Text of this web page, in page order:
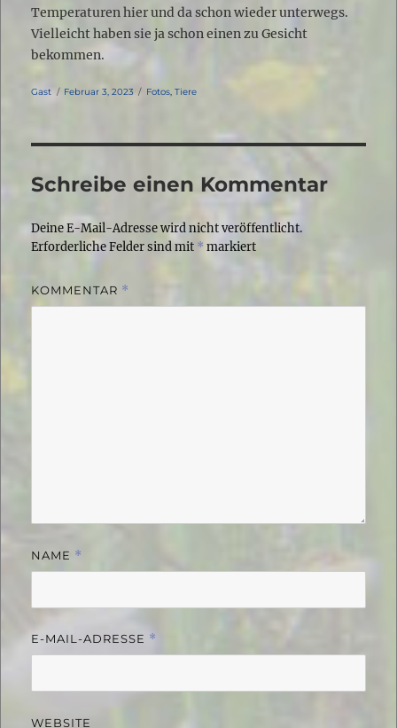
Temperaturen hier und da schon wieder unterwegs.
Vielleicht haben sie ja schon einen zu Gesicht
bekommen.
Autor
Gast
Veröffentlicht
Februar 3, 2023 Kategorien
Fotos, Tiere
Schreibe einen Kommentar
Deine E-Mail-Adresse wird nicht veröffentlicht.
Erforderliche Felder sind mit * markiert
KOMMENTAR *
NAME *
E-MAIL-ADRESSE *
WEBSITE